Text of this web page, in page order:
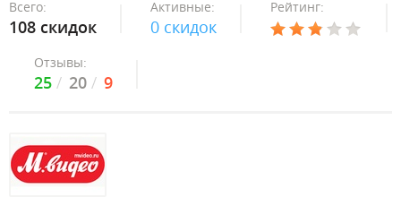
Всего:
108 скидок
Активные:
0 скидок
Рейтинг:
Отзывы:
25 20 9